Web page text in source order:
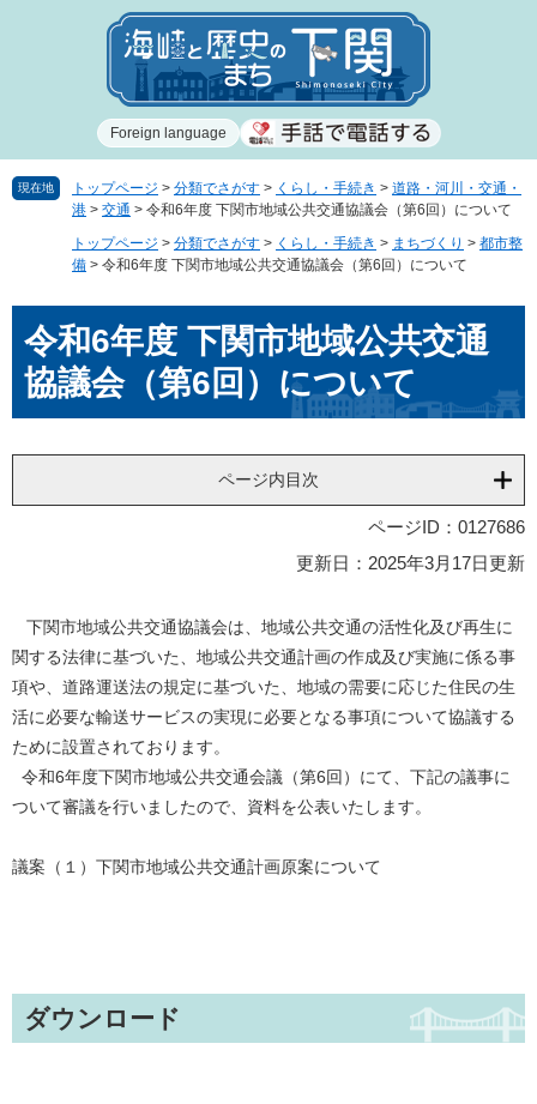
で
ば
Foreign language
現在地 トップページ > 分類でさがす > くらし・手続き > 道路・河川・交通・
港 > 交通 > 令和6年度 下関市地域公共交通協議会（第6回）について
トップページ > 分類でさがす > くらし・手続き > まちづくり > 都市整
備 > 令和6年度 下関市地域公共交通協議会（第6回）について
文令和6年度 下関市地域公共交通
協議会（第6回）について
ページ内目次
ページID：0127686
更新日：2025年3月17日更新
下関市地域公共交通協議会は、地域公共交通の活性化及び再生に
関する法律に基づいた、地域公共交通計画の作成及び実施に係る事
項や、道路運送法の規定に基づいた、地域の需要に応じた住民の生
活に必要な輸送サービスの実現に必要となる事項について協議する
ために設置されております。
令和6年度下関市地域公共交通会議（第6回）にて、下記の議事に
ついて審議を行いましたので、資料を公表いたします。
議案（１）下関市地域公共交通計画原案について
ダウンロード